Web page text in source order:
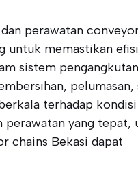
perawatan
untuk memastikan
sistem
pelumasan,
terhadap
perawatan yang tepat,
chains Bekasi dapat